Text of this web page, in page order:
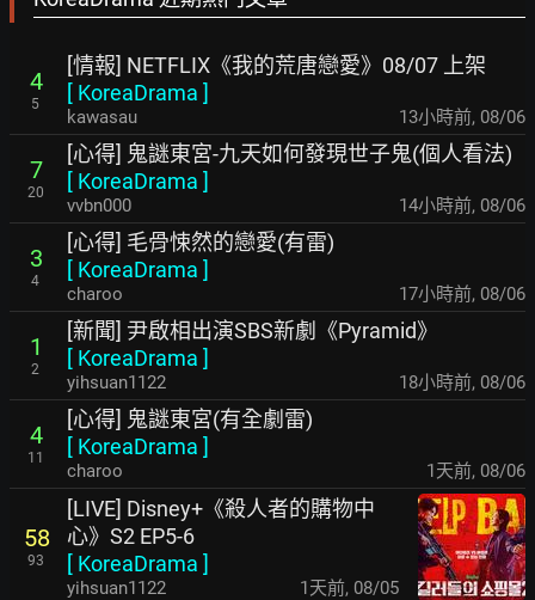
4
5
[情報] NETFLIX《我的荒唐戀愛》08/07 上架
[ KoreaDrama ]
kawasau 13小時前, 08/06
7
20
[心得] 鬼謎東宮-九天如何發現世子鬼(個人看法)
[ KoreaDrama ]
vvbn000 14小時前, 08/06
3
4
[心得] 毛骨悚然的戀愛(有雷)
[ KoreaDrama ]
charoo 17小時前, 08/06
1
2
[新聞] 尹啟相出演SBS新劇《Pyramid》
[ KoreaDrama ]
yihsuan1122 18小時前, 08/06
4
11
[心得] 鬼謎東宮(有全劇雷)
[ KoreaDrama ]
charoo 1天前, 08/06
58
93
[LIVE] Disney+《殺人者的購物中
心》S2 EP5-6
[ KoreaDrama ]
yihsuan1122 1天前, 08/05